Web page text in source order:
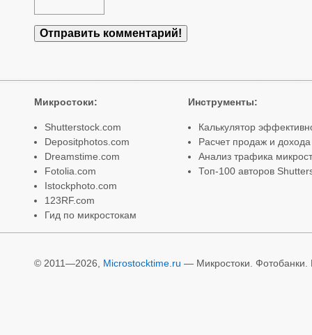
Микростоки:
Shutterstock.com
Depositphotos.com
Dreamstime.com
Fotolia.com
Istockphoto.com
123RF.com
Гид по микростокам
Инструменты:
Калькулятор
Расчет продаж и дохода
Анализ трафика
Топ-100 авторов
© 2011—2026, Microstocktime.ru — Микростоки. Фотобанки.